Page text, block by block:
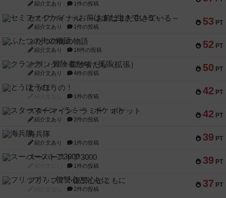
紹介文あり 1件の投稿
53 PT
セミファイナル ～お前はまだ生きている～
紹介文あり 1件の投稿
52 PT
ふたつの街の物語
紹介文あり 18件の投稿
50 PT
クランク! ：冒険者たち（拡張）
紹介文あり 4件の投稿
42 PT
とうほうの！
1件の投稿
42 PT
スターマイン・ラミー ポケット
紹介文あり 2件の投稿
39 PT
海兵隊
紹介文あり 1件の投稿
39 PT
スーパーストア3000
1件の投稿
37 PT
フリップ７：復讐心とともに
2件の投稿